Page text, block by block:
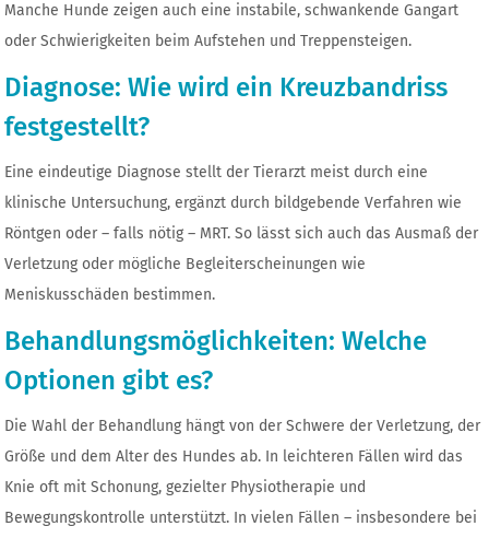
Manche Hunde zeigen auch eine instabile, schwankende Gangart
oder Schwierigkeiten beim Aufstehen und Treppensteigen.
Diagnose: Wie wird ein Kreuzbandriss
festgestellt?
Eine eindeutige Diagnose stellt der Tierarzt meist durch eine
klinische Untersuchung, ergänzt durch bildgebende Verfahren wie
Röntgen oder – falls nötig – MRT. So lässt sich auch das Ausmaß der
Verletzung oder mögliche Begleiterscheinungen wie
Meniskusschäden bestimmen.
Behandlungsmöglichkeiten: Welche
Optionen gibt es?
Die Wahl der Behandlung hängt von der Schwere der Verletzung, der
Größe und dem Alter des Hundes ab. In leichteren Fällen wird das
Knie oft mit Schonung, gezielter Physiotherapie und
Bewegungskontrolle unterstützt. In vielen Fällen – insbesondere bei